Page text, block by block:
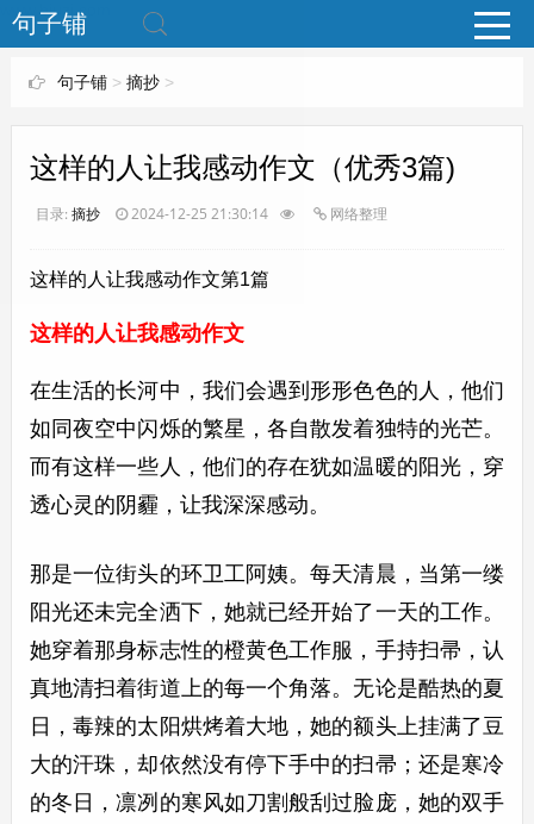
www.bjuzi.com
句子铺
句子铺> 摘抄>
这样的人让我感动作文（优秀3篇)
目录: 摘抄 2024-12-25 21:30:14 网络整理
这样的人让我感动作文第1篇
这样的人让我感动作文
在生活的长河中，我们会遇到形形色色的人，他们
如同夜空中闪烁的繁星，各自散发着独特的光芒。
而有这样一些人，他们的存在犹如温暖的阳光，穿
透心灵的阴霾，让我深深感动。
那是一位街头的环卫工阿姨。每天清晨，当第一缕
阳光还未完全洒下，她就已经开始了一天的工作。
她穿着那身标志性的橙黄色工作服，手持扫帚，认
真地清扫着街道上的每一个角落。无论是酷热的夏
日，毒辣的太阳烘烤着大地，她的额头上挂满了豆
大的汗珠，却依然没有停下手中的扫帚；还是寒冷
的冬日，凛冽的寒风如刀割般刮过脸庞，她的双手